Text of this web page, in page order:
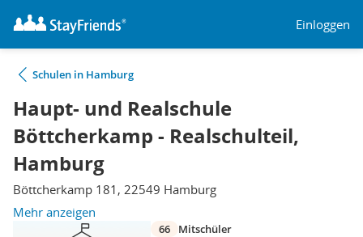
Einloggen
Schulen in Hamburg
Haupt- und Realschule
Böttcherkamp - Realschulteil,
Hamburg
Böttcherkamp 181, 22549 Hamburg
Mehr anzeigen
66
Mitschüler